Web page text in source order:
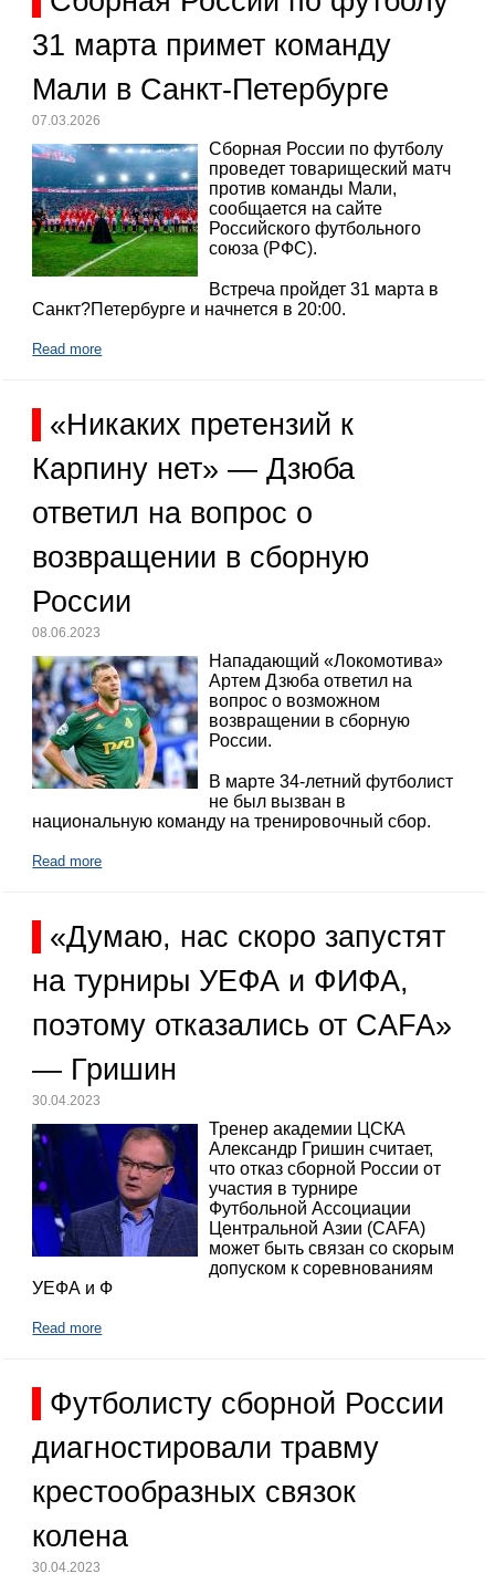
31 марта примет команду
Мали в Санкт-Петербурге
07.03.2026
Сборная России по футболу
проведет товарищеский матч
против команды Мали,
сообщается на сайте
Российского футбольного
союза (РФС).
Встреча пройдет 31 марта в
Санкт?Петербурге и начнется в 20:00.
Read more
«Никаких претензий к
Карпину нет» — Дзюба
ответил на вопрос о
возвращении в сборную
России
08.06.2023
Нападающий «Локомотива»
Артем Дзюба ответил на
вопрос о возможном
возвращении в сборную
России.
В марте 34-летний футболист
не был вызван в
национальную команду на тренировочный сбор.
Read more
«Думаю, нас скоро запустят
на турниры УЕФА и ФИФА,
поэтому отказались от CAFA»
— Гришин
30.04.2023
Тренер академии ЦСКА
Александр Гришин считает,
что отказ сборной России от
участия в турнире
Футбольной Ассоциации
Центральной Азии (CAFA)
может быть связан со скорым
допуском к соревнованиям
УЕФА и Ф
Read more
Футболисту сборной России
диагностировали травму
крестообразных связок
колена
30.04.2023